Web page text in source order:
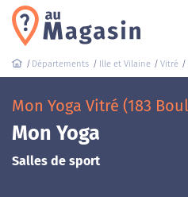
Départements Ille et Vilaine Vitré
Mon Yoga Vitré (183
Mon Yoga
Salles de sport